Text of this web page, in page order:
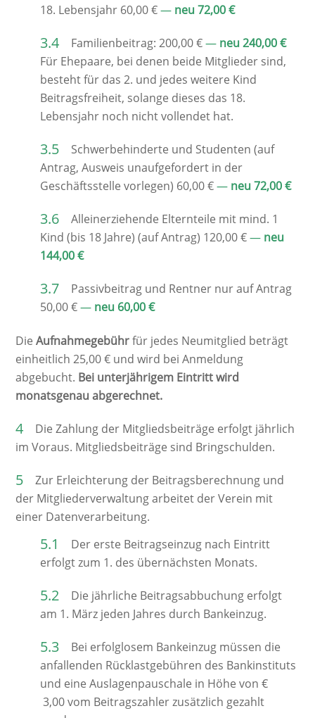
18. Lebensjahr 60,00 €— neu 72,00 €
Familienbeitrag: 200,00 €— neu 240,00 €
Für Ehepaare, bei denen beide Mitglieder sind,
besteht für das 2. und jedes weitere Kind
Beitragsfreiheit, solange dieses das 18.
Lebensjahr noch nicht vollendet hat.
Schwerbehinderte und Studenten (auf
Antrag, Ausweis unaufgefordert in der
Geschäftsstelle vorlegen) 60,00 €— neu 72,00 €
Alleinerziehende Elternteile mit mind. 1
Kind (bis 18 Jahre) (auf Antrag) 120,00 €— neu
144,00 €
Passivbeitrag und Rentner nur auf Antrag
50,00 €— neu 60,00 €
DieAufnahmegebührfür jedes Neumitglied beträgt
einheitlich 25,00 € und wird bei Anmeldung
abgebucht. Bei unterjährigem Eintritt wird
monatsgenau abgerechnet.
Die Zahlung der Mitgliedsbeiträge erfolgt jährlich
im Voraus. Mitgliedsbeiträge sind Bringschulden.
Zur Erleichterung der Beitragsberechnung und
der Mitgliederverwaltung arbeitet der Verein mit
einer Datenverarbeitung.
Der erste Beitragseinzug nach Eintritt
erfolgt zum 1. des übernächsten Monats.
Die jährliche Beitragsabbuchung erfolgt
am 1. März jeden Jahres durch Bankeinzug.
Bei erfolglosem Bankeinzug müssen die
anfallenden Rücklastgebühren des Bankinstituts
und eine Auslagenpauschale in Höhe von €
3,00 vom Beitragszahler zusätzlich gezahlt